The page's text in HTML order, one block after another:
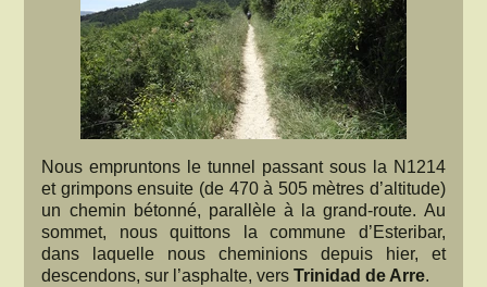
Nous empruntons le tunnel passant sous la N1214
et grimpons ensuite (de 470 à 505 mètres d’altitude)
un chemin bétonné, parallèle à la grand-route. Au
sommet, nous quittons la commune d’Esteribar,
dans laquelle nous cheminions depuis hier, et
descendons, sur l’asphalte, versTrinidad de Arre.